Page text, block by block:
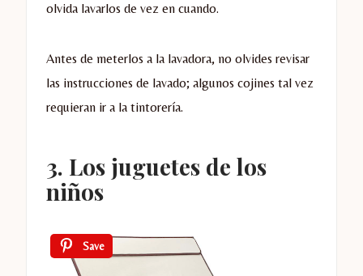
olvida lavarlos de vez en cuando.
Antes de meterlos a la lavadora, no olvides revisar
las instrucciones de lavado; algunos cojines tal vez
requieran ir a la tintorería.
3. Los juguetes de los
niños
Save